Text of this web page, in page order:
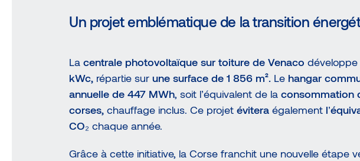
Un projet emblématique de la transition
La centrale photovoltaïque sur toiture de Venaco développe
kWc, répartie sur une surface de 1 856 m². Le hangar
annuelle de 447 MWh, soit l’équivalent de la consommation
corses, chauffage inclus. Ce projet évitera également
CO₂ chaque année.
Grâce à cette initiative, la Corse franchit une nouvelle étape